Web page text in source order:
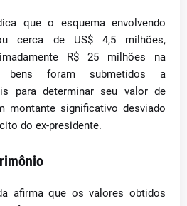
que o esquema envolvendo
cerca de US$ 4,5 milhões,
R$ 25 milhões na
bens foram submetidos a
para determinar seu valor de
montante significativo desviado
do ex-presidente.
afirma que os valores obtidos